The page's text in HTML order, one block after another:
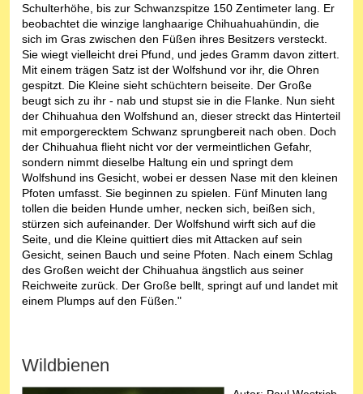
Schulterhöhe, bis zur Schwanzspitze 150 Zentimeter lang. Er
beobachtet die winzige langhaarige Chihuahuahündin, die
sich im Gras zwischen den Füßen ihres Besitzers versteckt.
Sie wiegt vielleicht drei Pfund, und jedes Gramm davon zittert.
Mit einem trägen Satz ist der Wolfshund vor ihr, die Ohren
gespitzt. Die Kleine sieht schüchtern beiseite. Der Große
beugt sich zu ihr - nab und stupst sie in die Flanke. Nun sieht
der Chihuahua den Wolfshund an, dieser streckt das Hinterteil
mit emporgerecktem Schwanz sprungbereit nach oben. Doch
der Chihuahua flieht nicht vor der vermeintlichen Gefahr,
sondern nimmt dieselbe Haltung ein und springt dem
Wolfshund ins Gesicht, wobei er dessen Nase mit den kleinen
Pfoten umfasst. Sie beginnen zu spielen. Fünf Minuten lang
tollen die beiden Hunde umher, necken sich, beißen sich,
stürzen sich aufeinander. Der Wolfshund wirft sich auf die
Seite, und die Kleine quittiert dies mit Attacken auf sein
Gesicht, seinen Bauch und seine Pfoten. Nach einem Schlag
des Großen weicht der Chihuahua ängstlich aus seiner
Reichweite zurück. Der Große bellt, springt auf und landet mit
einem Plumps auf den Füßen."
Wildbienen